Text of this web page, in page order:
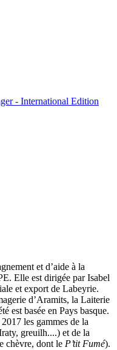
et d’aide à la
Elle est dirigée par Isabel
et export de Labeyrie.
d’Aramits, la Laiterie
est basée en Pays basque.
les gammes de la
greuilh....) et de la
chèvre, dont le P’tit Fumé).